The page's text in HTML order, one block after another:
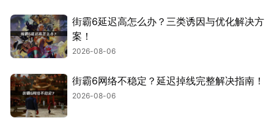
街霸6延迟高怎么办？三类诱因与优化解决方
案！
2026-08-06
街霸6网络不稳定？延迟掉线完整解决指南！
2026-08-06